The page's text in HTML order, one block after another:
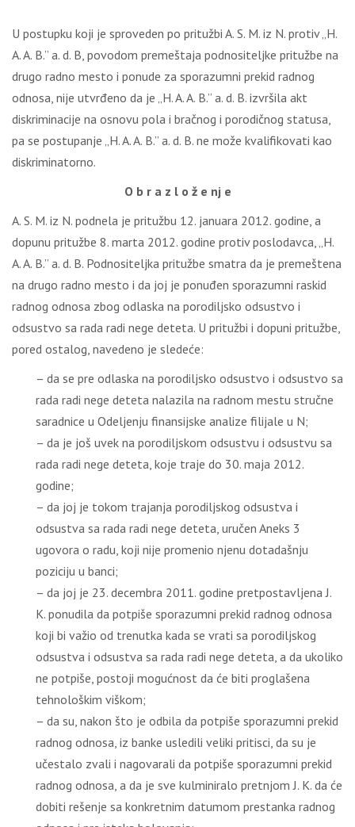
U postupku koji je sproveden po pritužbi A. S. M. iz N. protiv „H.
A. A. B.” a. d. B, povodom premeštaja podnositeljke pritužbe na
drugo radno mesto i ponude za sporazumni prekid radnog
odnosa, nije utvrđeno da je „H. A. A. B.” a. d. B. izvršila akt
diskriminacije na osnovu pola i bračnog i porodičnog statusa,
pa se postupanje „H. A. A. B.” a. d. B. ne može kvalifikovati kao
diskriminatorno.
O b r a z l o ž e nj e
A. S. M. iz N. podnela je pritužbu 12. januara 2012. godine, a
dopunu pritužbe 8. marta 2012. godine protiv poslodavca, „H.
A. A. B.” a. d. B. Podnositeljka pritužbe smatra da je premeštena
na drugo radno mesto i da joj je ponuđen sporazumni raskid
radnog odnosa zbog odlaska na porodiljsko odsustvo i
odsustvo sa rada radi nege deteta. U pritužbi i dopuni pritužbe,
pored ostalog, navedeno je sledeće:
– da se pre odlaska na porodiljsko odsustvo i odsustvo sa
rada radi nege deteta nalazila na radnom mestu stručne
saradnice u Odeljenju finansijske analize filijale u N;
– da je još uvek na porodiljskom odsustvu i odsustvu sa
rada radi nege deteta, koje traje do 30. maja 2012.
godine;
– da joj je tokom trajanja porodiljskog odsustva i
odsustva sa rada radi nege deteta, uručen Aneks 3
ugovora o radu, koji nije promenio njenu dotadašnju
poziciju u banci;
– da joj je 23. decembra 2011. godine pretpostavljena J.
K. ponudila da potpiše sporazumni prekid radnog odnosa
koji bi važio od trenutka kada se vrati sa porodiljskog
odsustva i odsustva sa rada radi nege deteta, a da ukoliko
ne potpiše, postoji mogućnost da će biti proglašena
tehnološkim viškom;
– da su, nakon što je odbila da potpiše sporazumni prekid
radnog odnosa, iz banke usledili veliki pritisci, da su je
učestalo zvali i nagovarali da potpiše sporazumni prekid
radnog odnosa, a da je sve kulminiralo pretnjom J. K. da će
dobiti rešenje sa konkretnim datumom prestanka radnog